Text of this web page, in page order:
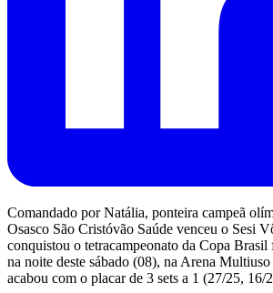
Comandado por Natália, ponteira campeã
Osasco São Cristóvão Saúde venceu o Sesi
conquistou o tetracampeonato da Copa Brasil
na noite deste sábado (08), na Arena Multiuso
acabou com o placar de 3 sets a 1 (27/25, 16/